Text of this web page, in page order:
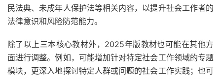
民法典、未成年人保护法等相关内容，以提升社会工作者的
法律意识和风险防范能力。
除了以上三本核心教材外，2025年版教材也可能在其他方
面进行调整。例如，可能增加针对特定社会工作领域的专题
模块，更深入地探讨特定人群或问题的社会工作实践；也可